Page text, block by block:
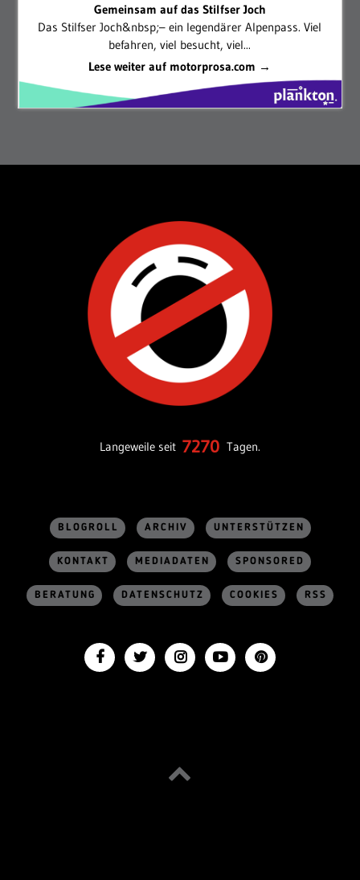
Gemeinsam auf das Stilfser Joch
Das Stilfser Joch&nbsp;– ein legendärer Alpenpass. Viel
befahren, viel besucht, viel...
Lese weiter auf motorprosa.com →
Langeweile seit 7270 Tagen.
BLOGROLL ARCHIV UNTERSTÜTZEN
KONTAKT MEDIADATEN SPONSORED
BERATUNG DATENSCHUTZ COOKIES RSS